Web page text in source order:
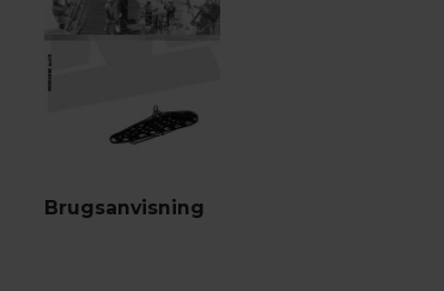
Brugsanvisning